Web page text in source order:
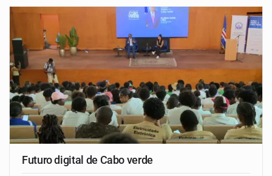
Futuro digital de Cabo verde